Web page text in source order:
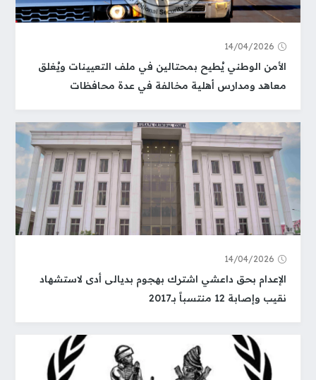
14/04/2026
الأمن الوطني يُطيح بمحتالين في ملف التعيينات ويُغلق
معاهد ومدارس أهلية مخالفة في عدة محافظات
14/04/2026
الإعدام بحق داعشي اشترك بهجوم بديالى أدى لاستشهاد
نقيب وإصابة 12 منتسباً بـ2017